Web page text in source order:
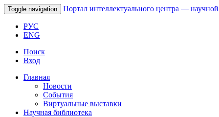
Toggle navigation Портал интеллектуального центра —
РУС
ENG
Поиск
Вход
Главная
Новости
События
Виртуальные выставки
Научная библиотека